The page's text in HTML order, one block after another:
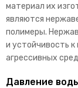
материал их
являются
полимеры.
и устойчивость к
агрессивных
Давление